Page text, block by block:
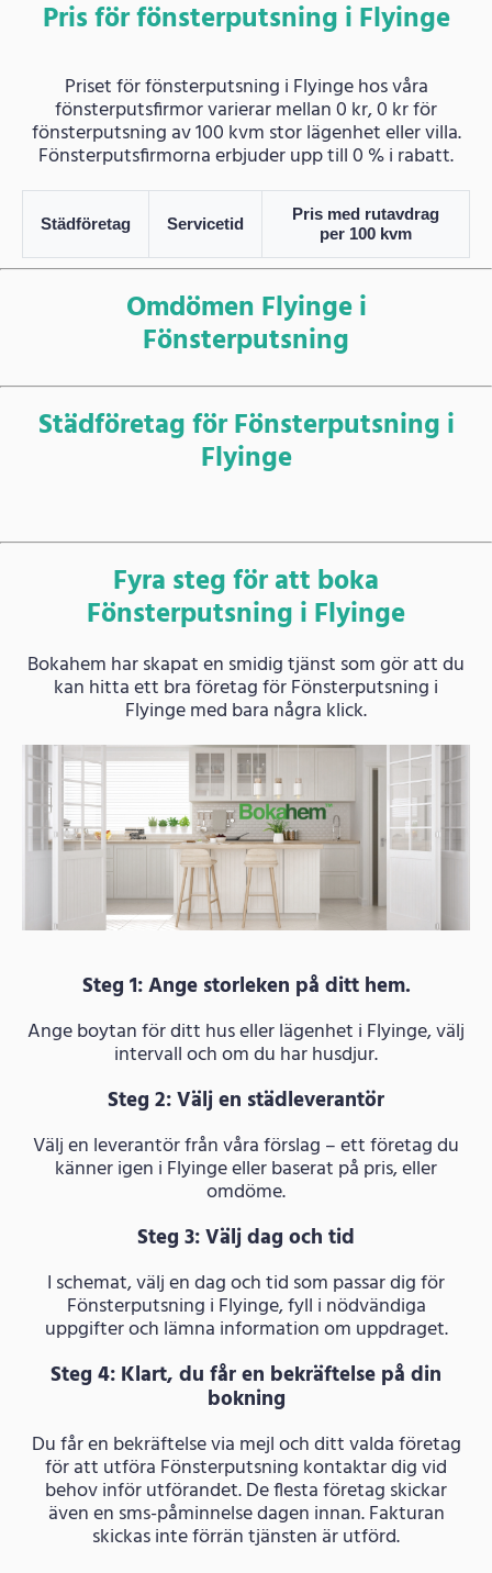
Pris för fönsterputsning i Flyinge
Priset för fönsterputsning i Flyinge hos våra
fönsterputsfirmor varierar mellan 0 kr, 0 kr för
fönsterputsning av 100 kvm stor lägenhet eller villa.
Fönsterputsfirmorna erbjuder upp till 0 % i rabatt.
Städföretag Servicetid
Pris med rutavdrag
per 100 kvm
Omdömen Flyinge i
Fönsterputsning
Städföretag för Fönsterputsning i
Flyinge
Fyra steg för att boka
Fönsterputsning i Flyinge
Bokahem har skapat en smidig tjänst som gör att du
kan hitta ett bra företag för Fönsterputsning i
Flyinge med bara några klick.
Steg 1: Ange storleken på ditt hem.
Ange boytan för ditt hus eller lägenhet i Flyinge, välj
intervall och om du har husdjur.
Steg 2: Välj en städleverantör
Välj en leverantör från våra förslag – ett företag du
känner igen i Flyinge eller baserat på pris, eller
omdöme.
Steg 3: Välj dag och tid
I schemat, välj en dag och tid som passar dig för
Fönsterputsning i Flyinge, fyll i nödvändiga
uppgifter och lämna information om uppdraget.
Steg 4: Klart, du får en bekräftelse på din
bokning
Du får en bekräftelse via mejl och ditt valda företag
för att utföra Fönsterputsning kontaktar dig vid
behov inför utförandet. De flesta företag skickar
även en sms-påminnelse dagen innan. Fakturan
skickas inte förrän tjänsten är utförd.